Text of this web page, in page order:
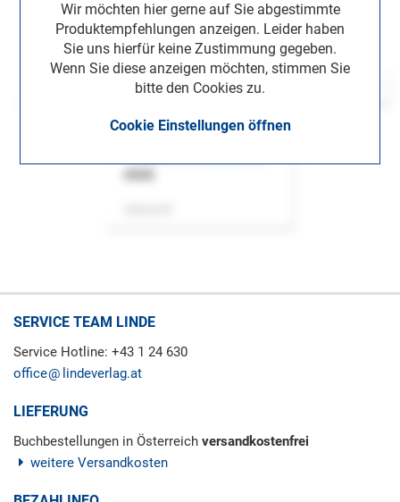
Wir möchten hier gerne auf Sie abgestimmte
Produktempfehlungen anzeigen. Leider haben
Sie uns hierfür keine Zustimmung gegeben.
Wenn Sie diese anzeigen möchten, stimmen Sie
bitte den Cookies zu.
Cookie Einstellungen öffnen
SERVICE TEAM LINDE
Service Hotline: +43 1 24 630
office
lindeverlag.at
LIEFERUNG
Buchbestellungen in Österreich versandkostenfrei
weitere Versandkosten